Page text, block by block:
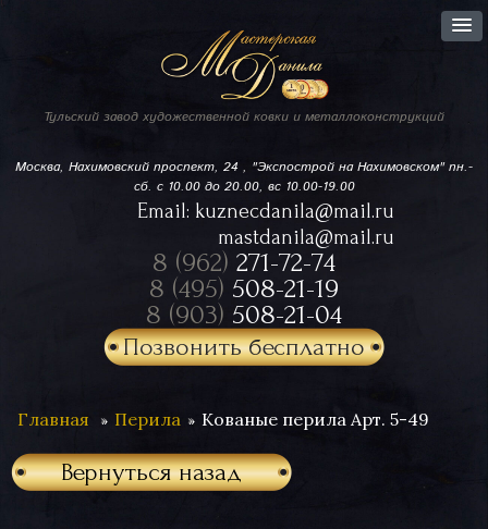
Тульский завод художественной ковки и металлоконструкций
Москва, Нахимовский проспект, 24 , "Экспострой на Нахимовском"пн.-
сб. с 10.00 до 20.00, вс 10.00-19.00
Email: kuznecdanila@mail.ru
mastdanila@mail.ru
8 (962) 271-72-74
8 (495) 508-21-19
8 (903) 508-21-04
Позвонить бесплатно
Главная Перила Кованые перила Арт. 5-49
Вернуться назад